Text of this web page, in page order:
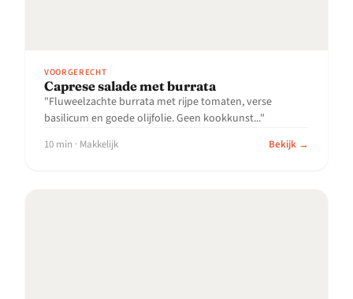
VOORGERECHT
Caprese salade met burrata
"Fluweelzachte burrata met rijpe tomaten, verse
basilicum en goede olijfolie. Geen kookkunst..."
10 min · Makkelijk Bekijk →